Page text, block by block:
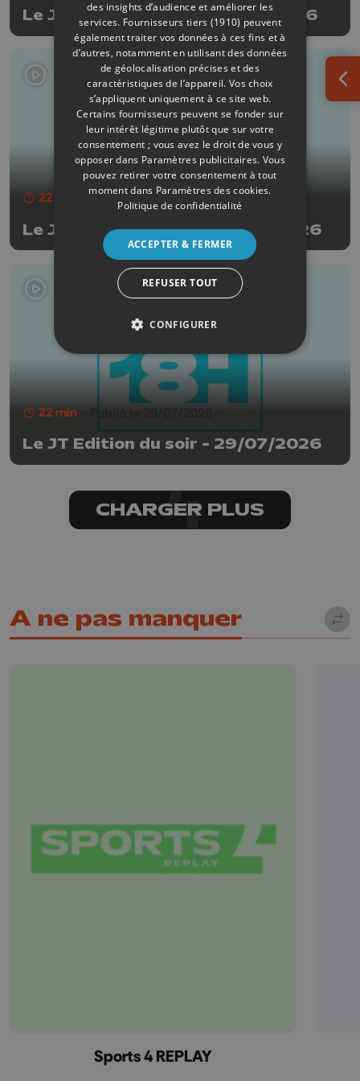
Le JT Edition du soir - 31/07/2026
22 min - Publié le 30/07/2026
Le JT Edition du soir - 30/07/2026
22 min
Le JT Edition du soir - 29/07/2026
CHARGER PLUS
A ne pas manquer
Sports 4 REPLAY
des insights d’audience et améliorer les
services. Fournisseurs tiers (1910) peuvent
également traiter vos données à ces fins et à
d’autres, notamment en utilisant des données
de géolocalisation précises et des
caractéristiques de l’appareil. Vos choix
s’appliquent uniquement à ce site web.
Certains fournisseurs peuvent se fonder sur
leur intérêt légitime plutôt que sur votre
consentement ; vous avez le droit de vous y
opposer dans Paramètres publicitaires. Vous
pouvez retirer votre consentement à tout
moment dans Paramètres des cookies.
Politique de confidentialité
ACCEPTER & FERMER
REFUSER TOUT
CONFIGURER